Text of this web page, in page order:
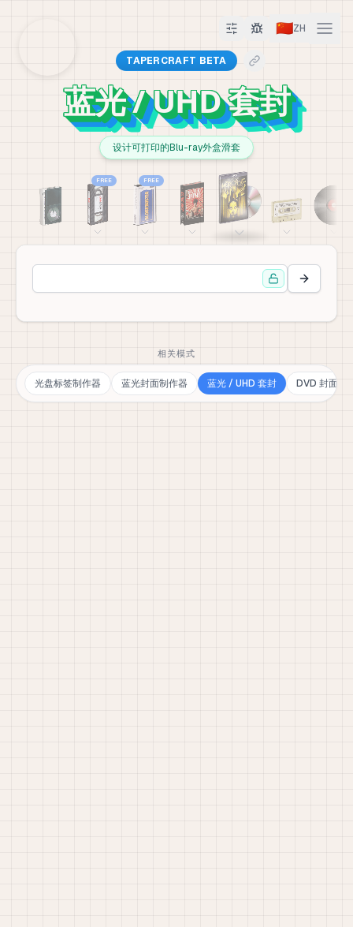
🇨🇳ZH
TAPERCRAFT BETA
蓝光 / UHD 套封
设计可打印的Blu-ray外盒滑套
FREE FREE
相关模式
光盘标签制作器 蓝光封面制作器 蓝光 / UHD 套封 DVD 封面生